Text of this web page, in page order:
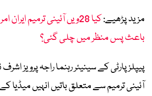
مزید پڑھیے:
کیا 28ویں آئینی ترمیم
باعث پس منظر میں چلی گئی؟
پیپلز پارٹی کے سینیئر رہنما راجہ پرویز
آئینی ترمیم سے متعلق باتیں انہیں میڈیا